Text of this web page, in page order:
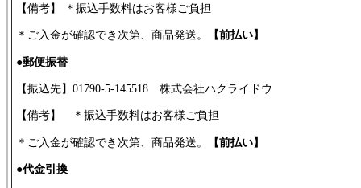
【備考】 ＊振込手数料はお客様ご負担
＊ご入金が確認でき次第、商品発送。 【前払い】
●郵便振替
【振込先】01790-5-145518 株式会社ハクライドウ
【備考】 ＊振込手数料はお客様ご負担
＊ご入金が確認でき次第、商品発送。 【前払い】
●代金引換